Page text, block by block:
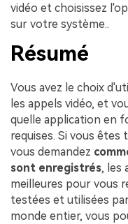
vidéo et choisissez
sur votre système..
Résumé
Vous avez le choix
les appels vidéo, et
quelle application en
requises. Si vous
vous demandez
sont enregistrés, les
meilleures pour vous
testées et utilisées
monde entier, vous